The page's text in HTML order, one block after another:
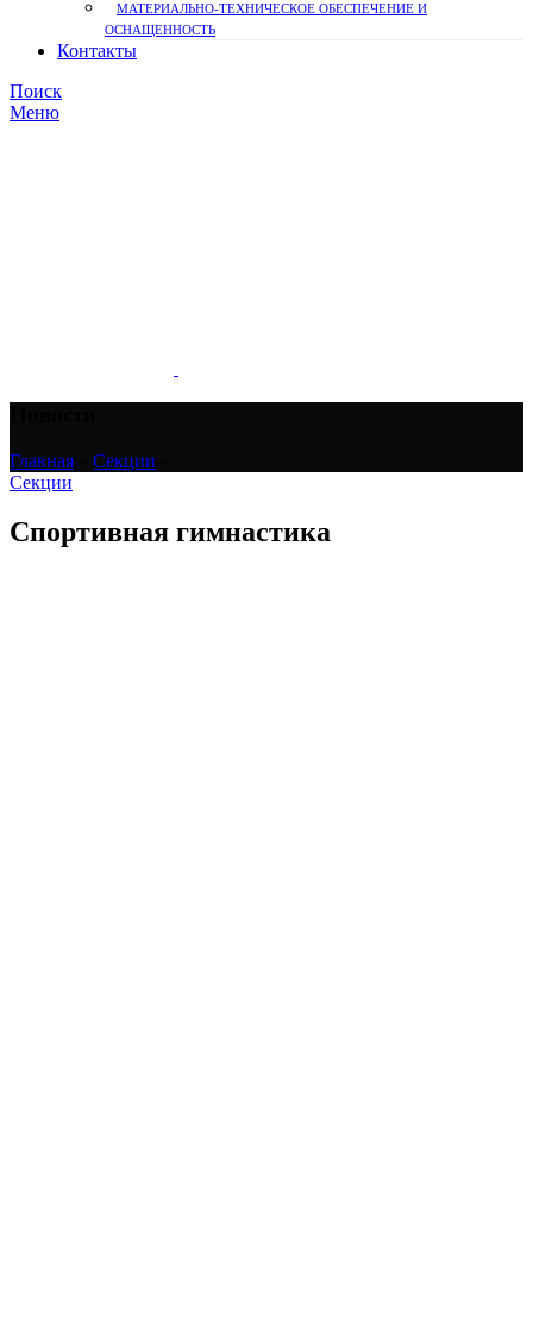
МАТЕРИАЛЬНО-ТЕХНИЧЕСКОЕ ОБЕСПЕЧЕНИЕ И
ОСНАЩЕННОСТЬ
Контакты
Поиск
Меню
Главная Секции
Секции
Спортивная гимнастика